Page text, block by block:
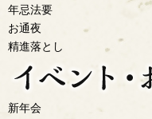
年忌法要
お通夜
精進落とし
新年会